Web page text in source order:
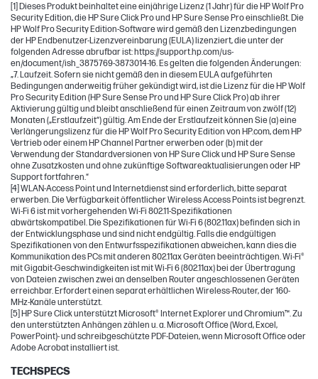
[1] Dieses Produkt beinhaltet eine einjährige Lizenz (1 Jahr) für die HP Wolf Pro
Security Edition, die HP Sure Click Pro und HP Sure Sense Pro einschließt. Die
HP Wolf Pro Security Edition-Software wird gemäß den Lizenzbedingungen
der HP Endbenutzer-Lizenzvereinbarung (EULA) lizenziert, die unter der
folgenden Adresse abrufbar ist: https://support.hp.com/us-
en/document/ish_3875769-3873014-16. Es gelten die folgenden Änderungen:
„7. Laufzeit. Sofern sie nicht gemäß den in diesem EULA aufgeführten
Bedingungen anderweitig früher gekündigt wird, ist die Lizenz für die HP Wolf
Pro Security Edition (HP Sure Sense Pro und HP Sure Click Pro) ab ihrer
Aktivierung gültig und bleibt anschließend für einen Zeitraum von zwölf (12)
Monaten („Erstlaufzeit“) gültig. Am Ende der Erstlaufzeit können Sie (a) eine
Verlängerungslizenz für die HP Wolf Pro Security Edition von HP.com, dem HP
Vertrieb oder einem HP Channel Partner erwerben oder (b) mit der
Verwendung der Standardversionen von HP Sure Click und HP Sure Sense
ohne Zusatzkosten und ohne zukünftige Softwareaktualisierungen oder HP
Support fortfahren.“
[4] WLAN-Access Point und Internetdienst sind erforderlich, bitte separat
erwerben. Die Verfügbarkeit öffentlicher Wireless Access Points ist begrenzt.
Wi-Fi 6 ist mit vorhergehenden Wi-Fi 802.11-Spezifikationen
abwärtskompatibel. Die Spezifikationen für Wi-Fi 6 (802.11ax) befinden sich in
der Entwicklungsphase und sind nicht endgültig. Falls die endgültigen
Spezifikationen von den Entwurfsspezifikationen abweichen, kann dies die
Kommunikation des PCs mit anderen 802.11ax Geräten beeinträchtigen. Wi-Fi®
mit Gigabit-Geschwindigkeiten ist mit Wi-Fi 6 (802.11ax) bei der Übertragung
von Dateien zwischen zwei an denselben Router angeschlossenen Geräten
erreichbar. Erfordert einen separat erhältlichen Wireless-Router, der 160-
MHz-Kanäle unterstützt.
[5] HP Sure Click unterstützt Microsoft® Internet Explorer und Chromium™. Zu
den unterstützten Anhängen zählen u. a. Microsoft Office (Word, Excel,
PowerPoint)- und schreibgeschützte PDF-Dateien, wenn Microsoft Office oder
Adobe Acrobat installiert ist.
TECHSPECS